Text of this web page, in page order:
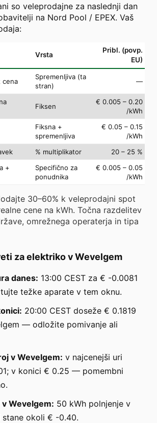
so veleprodajne za naslednji dan
na Nord Pool / EPEX. Vaš
Vrsta
Pribl. (povp.
EU)
cena
Spremenljiva (ta
stran)
—
Fiksen
€ 0.005 – 0.20
/kWh
Fiksna +
spremenljiva
€ 0.05 – 0.15
/kWh
% multiplikator
20 – 25 %
+
Specifično za
ponudnika
€ 0.005 – 0.05
/kWh
30–60% k veleprodajni spot
cene na kWh. Točna razdelitev
omrežnega operaterja in tipa
za elektriko v Wevelgem
danes: 13:00 CEST za € -0.0081
težke aparate v tem oknu.
20:00 CEST doseže € 0.1819
— odložite pomivanje ali
v Wevelgem: v najcenejši uri
v konici € 0.25 — pomembni
v Wevelgem: 50 kWh polnjenje v
stane okoli € -0.40.